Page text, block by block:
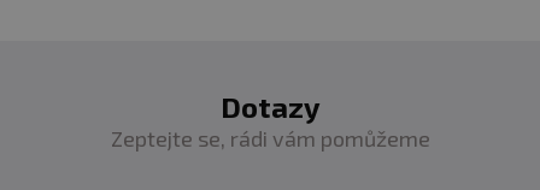
Dotazy
Zeptejte se, rádi vám pomůžeme